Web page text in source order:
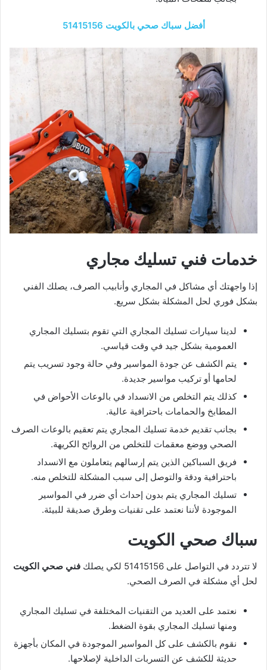
أفضل سباك صحي بالكويت 51415156
خدمات فني تسليك مجاري
إذا واجهتك أي مشاكل في المجاري وأنابيب الصرف، يصلك الفني
بشكل فوري لحل المشكلة بشكل سريع.
لدينا سيارات تسليك المجاري التي تقوم بتسليك المجاري
العمومية بشكل جيد في وقت قياسي.
يتم الكشف عن جودة المواسير وفي حالة وجود تسريب يتم
لحامها أو تركيب مواسير جديدة.
كذلك يتم التخلص من الانسداد في بالوعات الأحواض في
المطابخ والحمامات باحترافية عالية.
بجانب تقديم خدمة تسليك المجاري يتم تعقيم بالوعات الصرف
الصحي ووضع معقمات للتخلص من الروائح الكريهة.
فريق السباكين الذين يتم إرسالهم يتعاملون مع الانسداد
باحترافية ودقة والتوصل إلى سبب المشكلة للتخلص منه.
تسليك المجاري يتم بدون إحداث أي ضرر في المواسير
الموجودة لأننا نعتمد على تقنيات وطرق صديقة للبيئة.
سباك صحي الكويت
لا تتردد في التواصل على 51415156 لكي يصلك
فني صحي الكويت
لحل أي مشكلة في الصرف الصحي.
نعتمد على العديد من التقنيات المختلفة في تسليك المجاري
ومنها تسليك المجاري بقوة الضغط.
نقوم بالكشف على كل المواسير الموجودة في المكان بأجهزة
حديثة للكشف عن التسربات الداخلية لإصلاحها.